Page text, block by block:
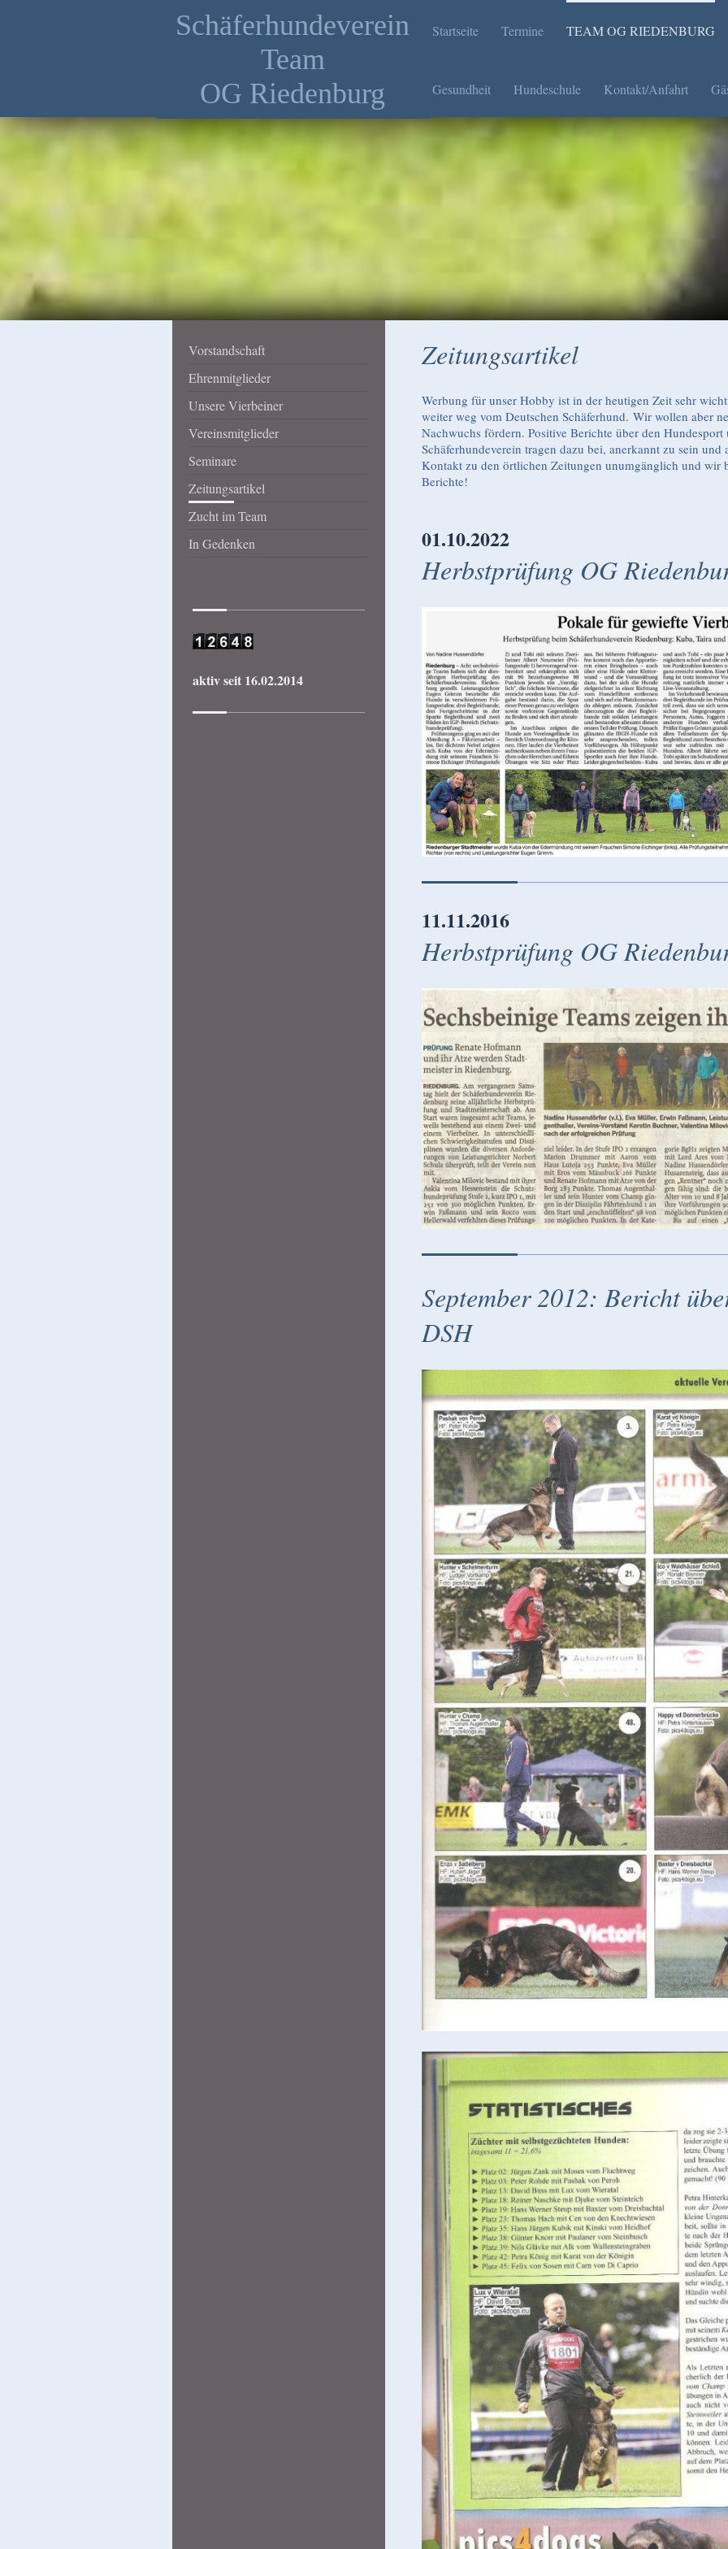
Schäferhundeverein
Team
OG Riedenburg
Startseite Termine TEAM OG RIEDENBURG
Gesundheit Hundeschule Kontakt/Anfahrt
Zeitungsartikel
Werbung für unser Hobby ist in der heutigen Zeit sehr
weiter weg vom Deutschen Schäferhund. Wir wollen aber
Nachwuchs fördern. Positive Berichte über den
Schäferhundeverein tragen dazu bei, anerkannt zu sein
Kontakt zu den örtlichen Zeitungen unumgänglich und wir
Berichte!
01.10.2022
Herbstprüfung OG
11.11.2016
Herbstprüfung OG
September 2012: Bericht
DSH
Vorstandschaft
Ehrenmitglieder
Unsere Vierbeiner
Vereinsmitglieder
Seminare
Zeitungsartikel
Zucht im Team
In Gedenken
aktiv seit 16.02.2014